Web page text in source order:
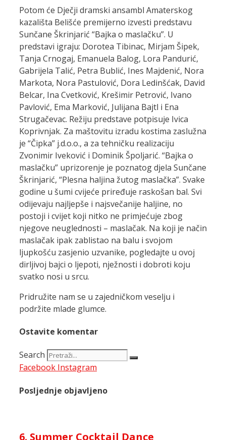
Potom će Dječji dramski ansambl Amaterskog
kazališta Belišće premijerno izvesti predstavu
Sunčane Škrinjarić “Bajka o maslačku”. U
predstavi igraju: Dorotea Tibinac, Mirjam Šipek,
Tanja Crnogaj, Emanuela Balog, Lora Pandurić,
Gabrijela Talić, Petra Bublić, Ines Majdenić, Nora
Markota, Nora Pastulović, Dora Ledinšćak, David
Belcar, Ina Cvetković, Krešimir Petrović, Ivano
Pavlović, Ema Marković, Julijana Bajtl i Ena
Strugačevac. Režiju predstave potpisuje Ivica
Koprivnjak. Za maštovitu izradu kostima zaslužna
je “Čipka” j.d.o.o., a za tehničku realizaciju
Zvonimir Iveković i Dominik Špoljarić. “Bajka o
maslačku” uprizorenje je poznatog djela Sunčane
Škrinjarić, “Plesna haljina žutog maslačka”. Svake
godine u šumi cvijeće priređuje raskošan bal. Svi
odijevaju najljepše i najsvečanije haljine, no
postoji i cvijet koji nitko ne primjećuje zbog
njegove neuglednosti – maslačak. Na koji je način
maslačak ipak zablistao na balu i svojom
ljupkošću zasjenio uzvanike, pogledajte u ovoj
dirljivoj bajci o ljepoti, nježnosti i dobroti koju
svatko nosi u srcu.
Pridružite nam se u zajedničkom veselju i
podržite mlade glumce.
Ostavite komentar
Search
Facebook Instagram
Posljednje objavljeno
6. Summer Cocktail Dance